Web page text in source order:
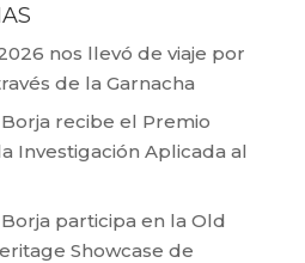
nos llevó de viaje por
de la Garnacha
recibe el Premio
Investigación Aplicada al
participa en la Old
Showcase de